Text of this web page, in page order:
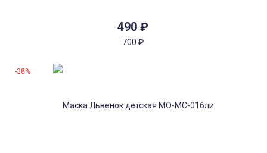
490 ₽
700 ₽
-38%